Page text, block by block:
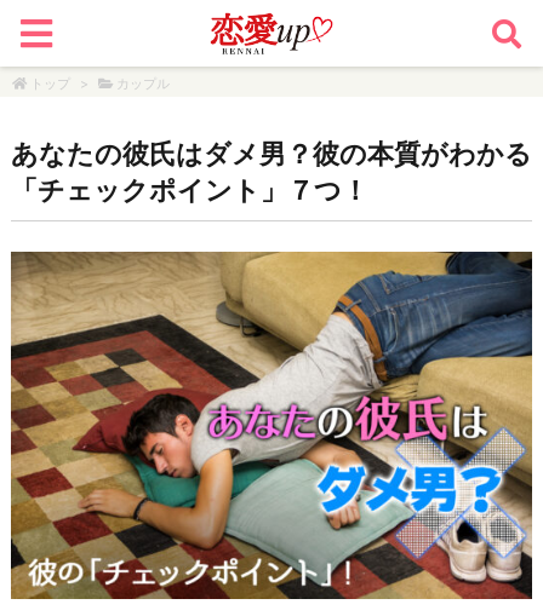
トップ > カップル
あなたの彼氏はダメ男？彼の本質がわかる
「チェックポイント」７つ！